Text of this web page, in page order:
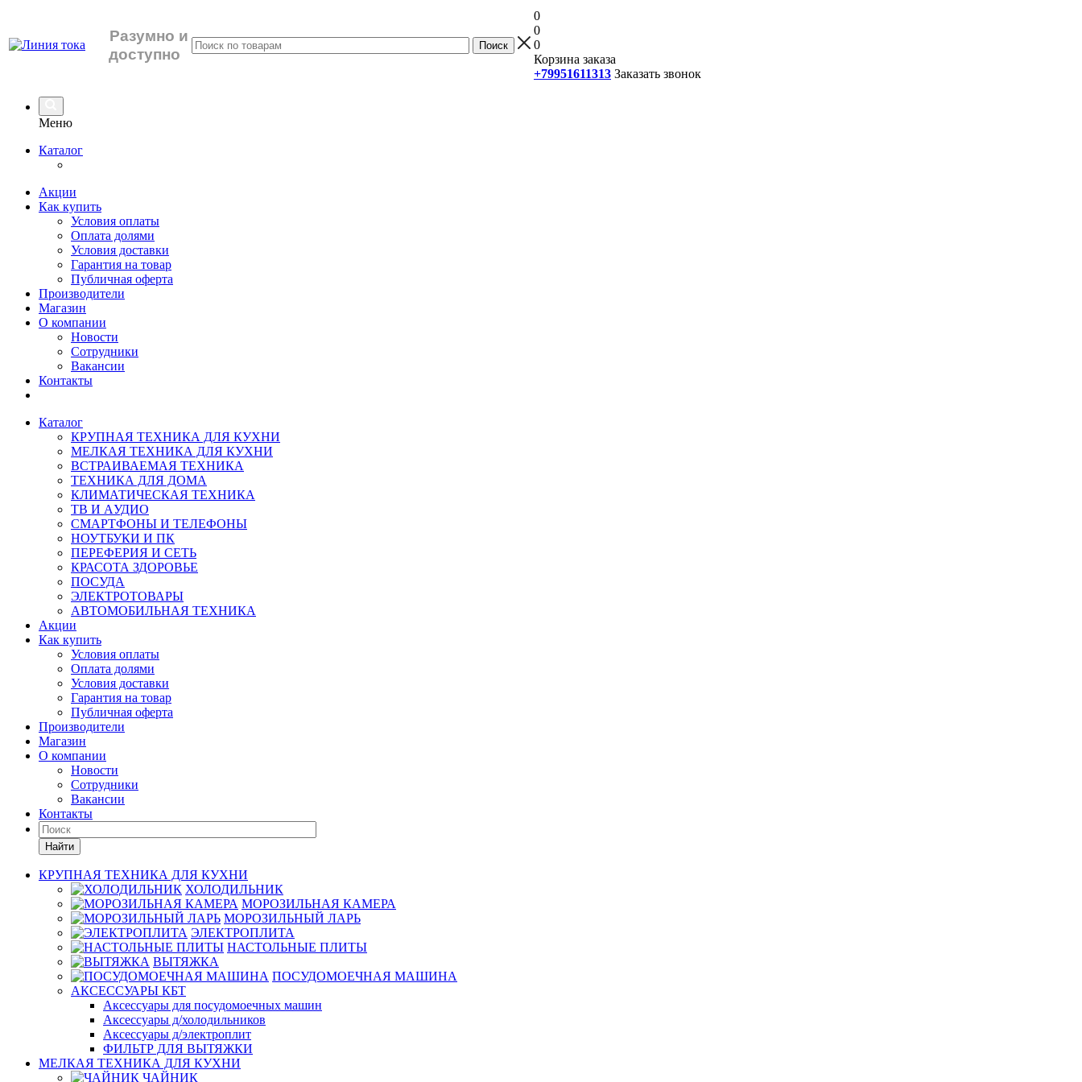
Разумно и
доступно
0
0
0
Корзина заказа
+79951611313 Заказать звонок
Меню
Каталог
Акции
Как купить
Условия оплаты
Оплата долями
Условия доставки
Гарантия на товар
Публичная оферта
Производители
Магазин
О компании
Новости
Сотрудники
Вакансии
Контакты
Каталог
КРУПНАЯ ТЕХНИКА ДЛЯ КУХНИ
МЕЛКАЯ ТЕХНИКА ДЛЯ КУХНИ
ВСТРАИВАЕМАЯ ТЕХНИКА
ТЕХНИКА ДЛЯ ДОМА
КЛИМАТИЧЕСКАЯ ТЕХНИКА
ТВ И AУДИО
СМАРТФОНЫ И ТЕЛЕФОНЫ
НОУТБУКИ И ПК
ПЕРЕФЕРИЯ И СЕТЬ
КРАСОТА ЗДОРОВЬЕ
ПОСУДА
ЭЛЕКТРОТОВАРЫ
АВТОМОБИЛЬНАЯ ТЕХНИКА
Акции
Как купить
Условия оплаты
Оплата долями
Условия доставки
Гарантия на товар
Публичная оферта
Производители
Магазин
О компании
Новости
Сотрудники
Вакансии
Контакты
Найти
КРУПНАЯ ТЕХНИКА ДЛЯ КУХНИ
ХОЛОДИЛЬНИК
МОРОЗИЛЬНАЯ КАМЕРА
МОРОЗИЛЬНЫЙ ЛАРЬ
ЭЛЕКТРОПЛИТА
НАСТОЛЬНЫЕ ПЛИТЫ
ВЫТЯЖКА
ПОСУДОМОЕЧНАЯ МАШИНА
АКСЕССУАРЫ КБТ
Аксессуары для посудомоечных машин
Аксессуары д/холодильников
Аксессуары д/электроплит
ФИЛЬТР ДЛЯ ВЫТЯЖКИ
МЕЛКАЯ ТЕХНИКА ДЛЯ КУХНИ
ЧАЙНИК